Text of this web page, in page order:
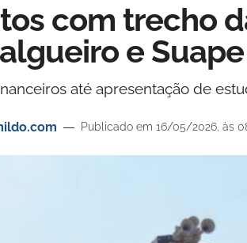
com trecho
e Suape
até apresentação de
Publicado em 16/05/2026, às